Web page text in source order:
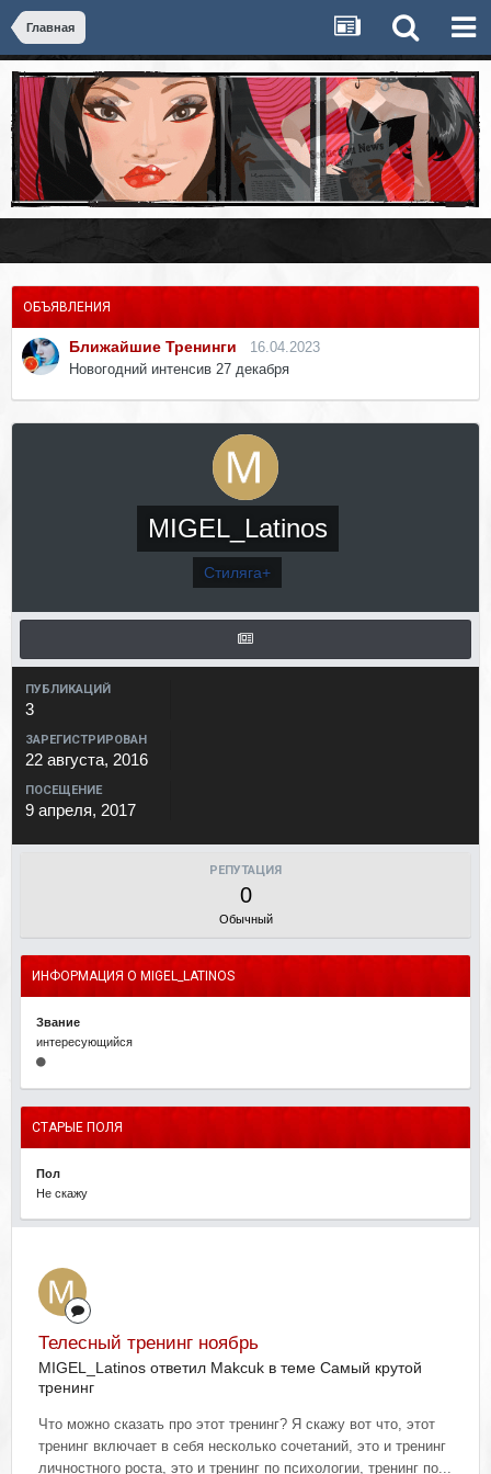
Главная
ОБЪЯВЛЕНИЯ
Ближайшие Тренинги
16.04.2023
Новогодний интенсив 27 декабря
MIGEL_Latinos
Стиляга+
ПУБЛИКАЦИЙ
3
ЗАРЕГИСТРИРОВАН
22 августа, 2016
ПОСЕЩЕНИЕ
9 апреля, 2017
РЕПУТАЦИЯ
0
Обычный
ИНФОРМАЦИЯ О MIGEL_LATINOS
Звание
интересующийся
СТАРЫЕ ПОЛЯ
Пол
Не скажу
Телесный тренинг ноябрь
MIGEL_Latinos ответил Makcuk в теме Самый крутой
тренинг
Что можно сказать про этот тренинг? Я скажу вот что, этот
тренинг включает в себя несколько сочетаний, это и тренинг
личностного роста, это и тренинг по психологии, тренинг по...